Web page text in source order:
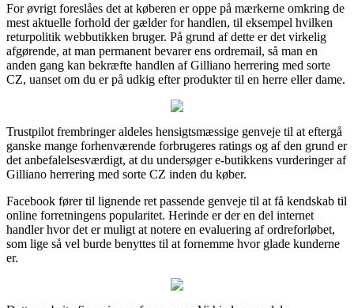
For øvrigt foreslåes det at køberen er oppe på mærkerne omkring de
mest aktuelle forhold der gælder for handlen, til eksempel hvilken
returpolitik webbutikken bruger. På grund af dette er det virkelig
afgørende, at man permanent bevarer ens ordremail, så man en
anden gang kan bekræfte handlen af Gilliano herrering med sorte
CZ, uanset om du er på udkig efter produkter til en herre eller dame.
Trustpilot frembringer aldeles hensigtsmæssige genveje til at eftergå
ganske mange forhenværende forbrugeres ratings og af den grund er
det anbefalelsesværdigt, at du undersøger e-butikkens vurderinger af
Gilliano herrering med sorte CZ inden du køber.
Facebook fører til lignende ret passende genveje til at få kendskab til
online forretningens popularitet. Herinde er der en del internet
handler hvor det er muligt at notere en evaluering af ordreforløbet,
som lige så vel burde benyttes til at fornemme hvor glade kunderne
er.